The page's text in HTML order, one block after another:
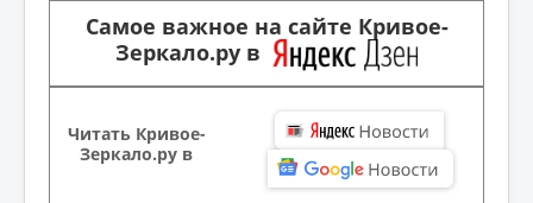
Самое важное на сайте Кривое-
Зеркало.ру в
Читать Кривое-
Зеркало.ру в